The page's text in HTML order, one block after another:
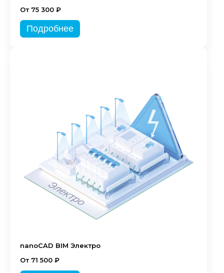
От 75 300 ₽
Подробнее
nanoCAD BIM Электро
От 71 500 ₽